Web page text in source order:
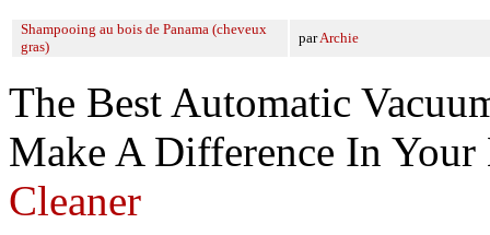
Shampooing au bois de Panama (cheveux
gras)
parArchie
The Best Automatic
Make A Difference In
Cleaner